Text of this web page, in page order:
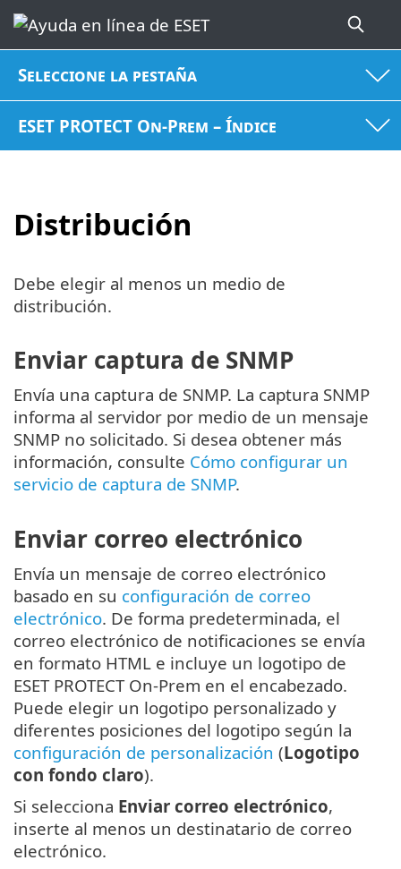
Seleccione la pestaña
ESET PROTECT On-Prem – Índice
Distribución
Debe elegir al menos un medio de
distribución.
Enviar captura de SNMP
Envía una captura de SNMP. La captura SNMP
informa al servidor por medio de un mensaje
SNMP no solicitado. Si desea obtener más
información, consulte Cómo configurar un
servicio de captura de SNMP.
Enviar correo electrónico
Envía un mensaje de correo electrónico
basado en su configuración de correo
electrónico. De forma predeterminada, el
correo electrónico de notificaciones se envía
en formato HTML e incluye un logotipo de
ESET PROTECT On-Prem en el encabezado.
Puede elegir un logotipo personalizado y
diferentes posiciones del logotipo según la
configuración de personalización (Logotipo
con fondo claro).
Si selecciona Enviar correo electrónico,
inserte al menos un destinatario de correo
electrónico.